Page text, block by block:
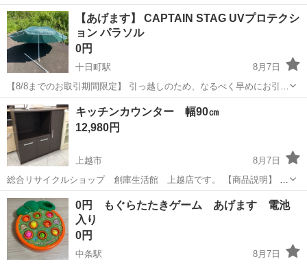
イクやDIYの素材として活用していただける方にお譲りします。 板は
最近のMDFなどのもろい材料ではなく、集成材やベニアをつかって作
られたしっ...
新潟 糸魚川市 収納家具
【あげます】 CAPTAIN STAG UVプロテクシ
ョン パラソル
0円
十日町駅
8月7日
【8/8までのお取引期間限定】 引っ越しのため、なるべく早めにお引き
取りいただける方を優先させていただきたいと思います。 【あげま
す】 CAPTAIN STAG UVプロテクション パラソル 畑作業の休憩時に
使用していま...
新潟 十日町市 十日町駅 テーブル
キッチンカウンター 幅90㎝
12,980円
上越市
8月7日
総合リサイクルショップ 創庫生活館 上越店です。 【商品説明】 キ
ッチンカウンター 幅90㎝ になります。 サイズ（約）：幅90㎝ 奥
行39.6㎝ 高さ89㎝ 中古品ですので状態をよくご確認の上、ご購...
新潟 上越市 収納家具 キッチンカウンター
0円 もぐらたたきゲーム あげます 電池
入り
0円
中条駅
8月7日